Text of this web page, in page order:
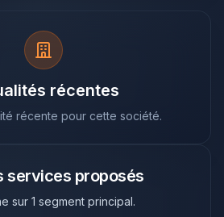
récentes
récente pour cette société.
services proposés
sur 1 segment principal.